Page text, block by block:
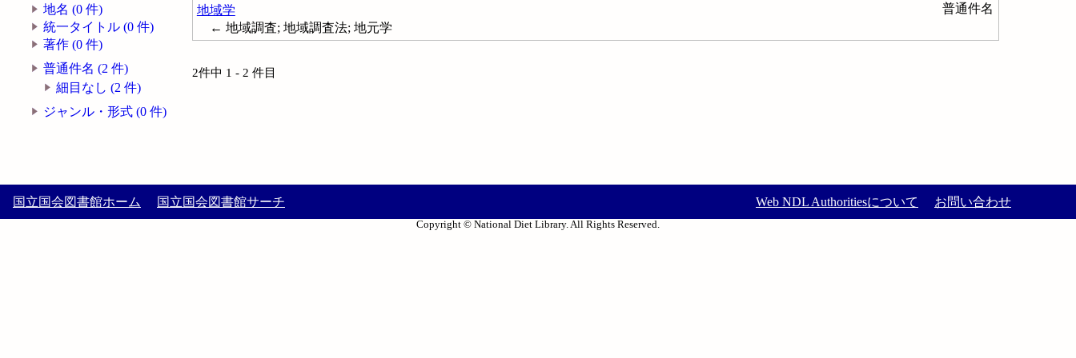
地名 (0 件)
統一タイトル (0 件)
著作 (0 件)
普通件名 (2 件)
細目なし (2 件)
ジャンル・形式 (0 件)
地域学
普通件名
← 地域調査; 地域調査法; 地元学
2件中 1 - 2 件目
国立国会図書館ホーム 国立国会図書館サーチ Web NDL Authoritiesについて お問い合わせ
Copyright © National Diet Library. All Rights Reserved.